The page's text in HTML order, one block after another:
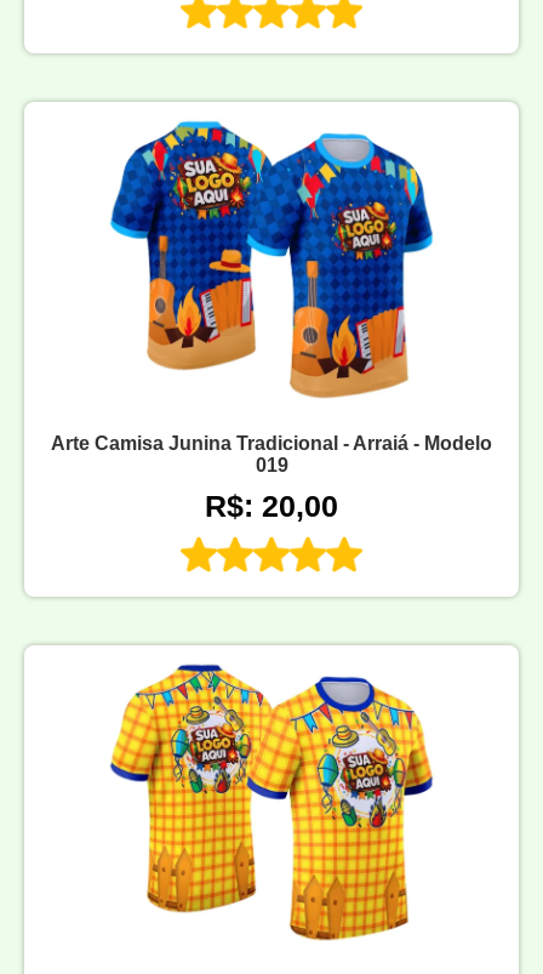
Arte Camisa Junina Tradicional - Arraiá - Modelo
019
R$: 20,00